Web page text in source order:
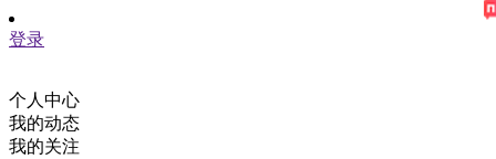
登录
个人中心
我的动态
我的关注